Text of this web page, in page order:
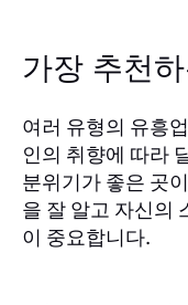
가장 추천
여러 유형의 유흥
인의 취향에 따라
분위기가 좋은 곳
을 잘 알고 자신의
이 중요합니다.